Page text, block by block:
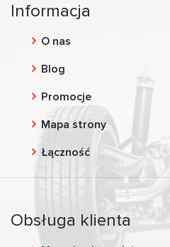
Informacja
O nas
Blog
Promocje
Mapa strony
Łączność
Obsługa klienta